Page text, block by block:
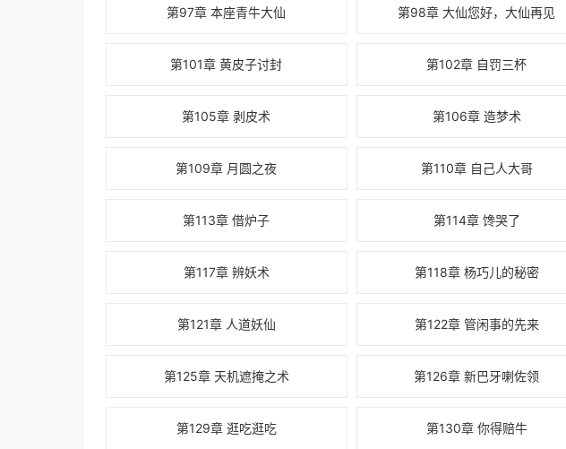
第97章 本座青牛大仙 第98章 大仙您好，大仙再见
第101章 黄皮子讨封 第102章 自罚三杯
第105章 剥皮术 第106章 造梦术
第109章 月圆之夜 第110章 自己人大哥
第113章 借炉子 第114章 馋哭了
第117章 辨妖术 第118章 杨巧儿的秘密
第121章 人道妖仙 第122章 管闲事的先来
第125章 天机遮掩之术 第126章 新巴牙喇佐领
第129章 逛吃逛吃 第130章 你得赔牛